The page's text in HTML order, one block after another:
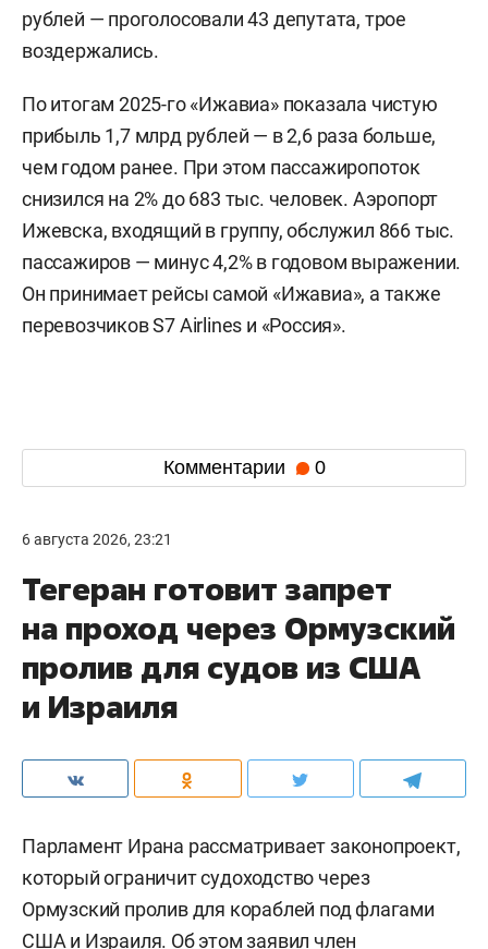
рублей — проголосовали 43 депутата, трое
воздержались.
По итогам 2025-го «Ижавиа» показала чистую
прибыль 1,7 млрд рублей — в 2,6 раза больше,
чем годом ранее. При этом пассажиропоток
снизился на 2% до 683 тыс. человек. Аэропорт
Ижевска, входящий в группу, обслужил 866 тыс.
пассажиров — минус 4,2% в годовом выражении.
Он принимает рейсы самой «Ижавиа», а также
перевозчиков S7 Airlines и «Россия».
Комментарии 0
6 августа 2026, 23:21
Тегеран готовит запрет
на проход через Ормузский
пролив для судов из США
и Израиля
Парламент Ирана рассматривает законопроект,
который ограничит судоходство через
Ормузский пролив для кораблей под флагами
США и Израиля. Об этом заявил член